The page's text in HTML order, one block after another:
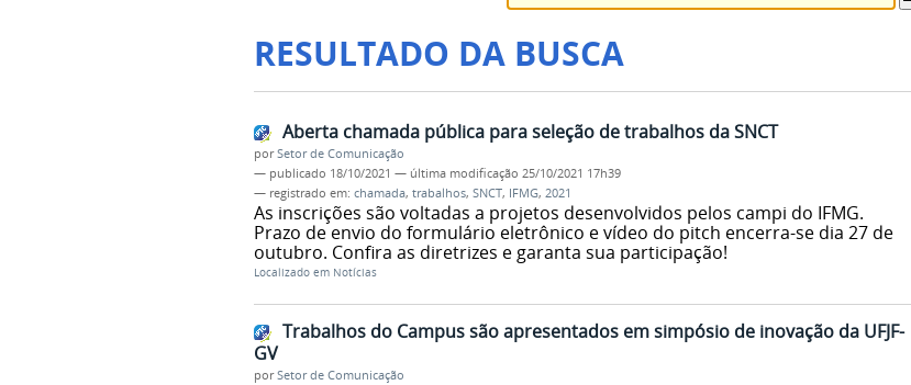
RESULTADO DA BUSCA
Aberta chamada pública para seleção de trabalhos da SNCT
porSetor de Comunicação
— publicado 18/10/2021 — última modificação 25/10/2021 17h39
— registrado em: chamada, trabalhos, SNCT, IFMG, 2021
As inscrições são voltadas a projetos desenvolvidos pelos campi do IFMG.
Prazo de envio do formulário eletrônico e vídeo do pitch encerra-se dia 27 de
outubro. Confira as diretrizes e garanta sua participação!
Localizado em Notícias
Trabalhos do Campus são apresentados em simpósio de inovação da UFJF-
GV
porSetor de Comunicação